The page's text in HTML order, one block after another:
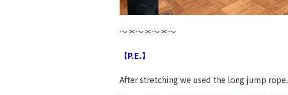
～＊～＊～＊～
【P.E.】
After stretching we used the long jump rope.